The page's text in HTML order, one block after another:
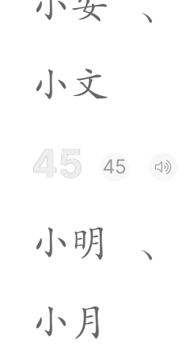
小文
45 45
小明 、
小 月